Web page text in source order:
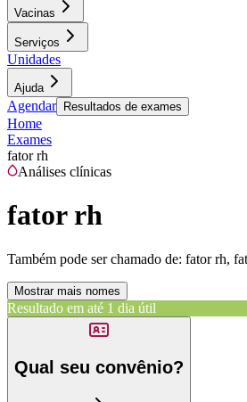
Vacinas
Serviços
Unidades
Ajuda
Agendar Resultados de exames
Home
Exames
fator rh
Análises clínicas
fator rh
Também pode ser chamado de: fator rh,
Mostrar mais nomes
Resultado em até 1 dia útil
Qual seu convênio?